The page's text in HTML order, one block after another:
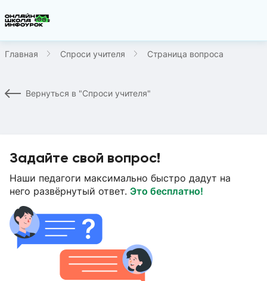
Главная Спроси учителя Страница вопроса
Вернуться в "Спроси учителя"
Задайте свой вопрос!
Наши педагоги максимально быстро дадут на
него развёрнутый ответ. Это бесплатно!